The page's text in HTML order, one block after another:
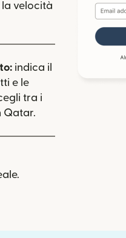
velocità
indica il
e le
tra i
Qatar.